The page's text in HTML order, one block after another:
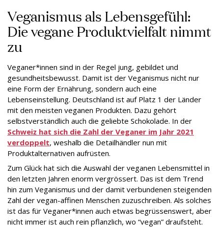
Veganismus als Lebensgefühl:
Die vegane Produktvielfalt nimmt
zu
Veganer*innen sind in der Regel jung, gebildet und
gesundheitsbewusst. Damit ist der Veganismus nicht nur
eine Form der Ernährung, sondern auch eine
Lebenseinstellung. Deutschland ist auf Platz 1 der Länder
mit den meisten veganen Produkten. Dazu gehört
selbstverständlich auch die geliebte Schokolade. In der
Schweiz hat sich die Zahl der Veganer im Jahr 2021
verdoppelt, weshalb die Detailhändler nun mit
Produktalternativen aufrüsten.
Zum Glück hat sich die Auswahl der veganen Lebensmittel in
den letzten Jahren enorm vergrössert. Das ist dem Trend
hin zum Veganismus und der damit verbundenen steigenden
Zahl der vegan-affinen Menschen zuzuschreiben. Als solches
ist das für Veganer*innen auch etwas begrüssenswert, aber
nicht immer ist auch rein pflanzlich, wo “vegan” draufsteht.